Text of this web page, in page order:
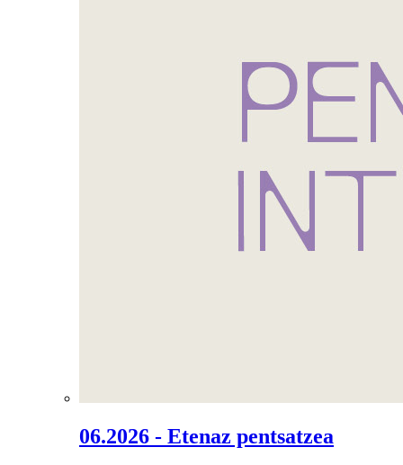
06.2026 - Etenaz pentsatzea